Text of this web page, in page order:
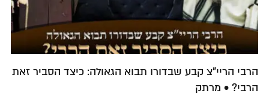
הרבי הריי"צ קבע שבדורו תבוא הגאולה: כיצד הסביר זאת
הרבי? • מרתק